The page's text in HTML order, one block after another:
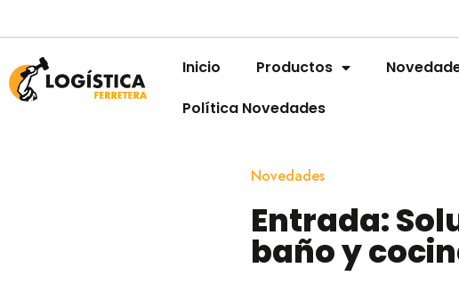
Inicio Productos
Política Novedades
Novedades
Entrada:
baño y